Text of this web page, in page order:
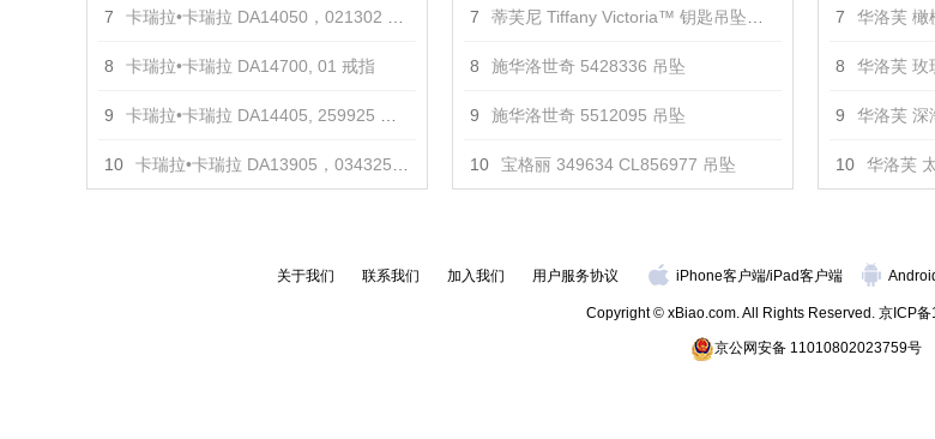
7 卡瑞拉•卡瑞拉 DA14050，021302 耳饰
8 卡瑞拉•卡瑞拉 DA14700, 01 戒指
9 卡瑞拉•卡瑞拉 DA14405, 259925 戒指
10 卡瑞拉•卡瑞拉 DA13905，034325 戒指
7 蒂芙尼 Tiffany Victoria™ 钥匙吊坠项链 吊坠
8 施华洛世奇 5428336 吊坠
9 施华洛世奇 5512095 吊坠
10 宝格丽 349634 CL856977 吊坠
7 华洛芙 橄
8 华洛芙 玫
9 华洛芙 深
10 华洛芙
关于我们 联系我们 加入我们 用户服务协议 iPhone客户端/iPad客户端
Copyright © xBiao.com. All Rights Reserved. 京ICP
京公网安备 11010802023759号